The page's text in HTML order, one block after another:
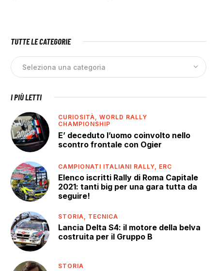
TUTTE LE CATEGORIE
I PIÙ LETTI
CURIOSITÀ,WORLD RALLY
CHAMPIONSHIP
E’ deceduto l’uomo coinvolto nello
scontro frontale con Ogier
CAMPIONATI ITALIANI RALLY, ERC
Elenco iscritti Rally di Roma Capitale
2021: tanti big per una gara tutta da
seguire!
STORIA, TECNICA
Lancia Delta S4: il motore della belva
costruita per il Gruppo B
STORIA